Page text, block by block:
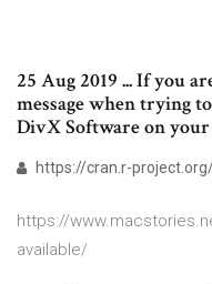
25 Aug 2019 ... If you
message when trying
DivX Software on your
https://cran.r-
https://
available/